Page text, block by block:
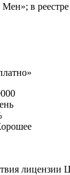
в
лицензии